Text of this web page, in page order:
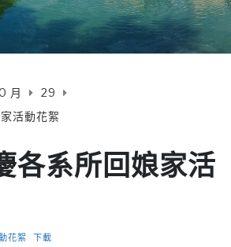
月
29
活動花絮
各系所回娘家活
花絮 下載